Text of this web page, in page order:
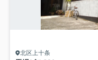
北区上十条